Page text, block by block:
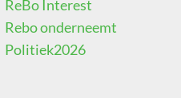
ReBo Interest
Rebo onderneemt
Politiek2026